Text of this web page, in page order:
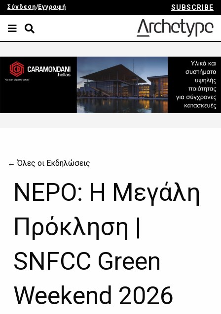
Σύνδεση/Εγγραφή SUBSCRIBE
← Όλες οι Εκδηλώσεις
ΝΕΡΟ: Η Μεγάλη
Πρόκληση |
SNFCC Green
Weekend 2026